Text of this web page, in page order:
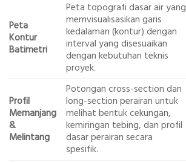
Peta
Kontur
Batimetri
Peta topografi dasar air yang
memvisualisasikan garis
kedalaman (kontur) dengan
interval yang disesuaikan
dengan kebutuhan teknis
proyek.
Profil
Memanjang
&
Melintang
Potongan cross-section dan
long-section perairan untuk
melihat bentuk cekungan,
kemiringan tebing, dan profil
dasar perairan secara
spesifik.